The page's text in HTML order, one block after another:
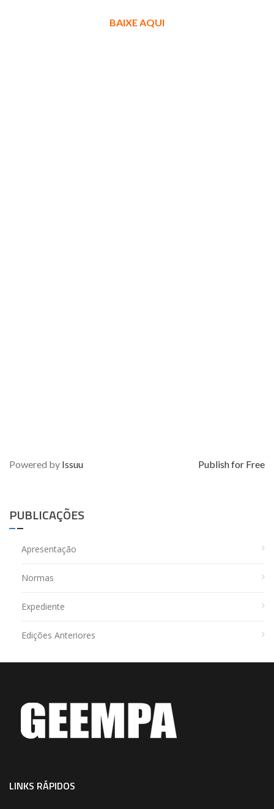
BAIXE AQUI
Powered by Issuu Publish for Free
PUBLICAÇÕES
Apresentação
Normas
Expediente
Edições Anteriores
LINKS RÁPIDOS